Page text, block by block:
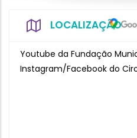
LOCALIZAÇÃO
Youtube da Fundação
Instagram/Facebook do